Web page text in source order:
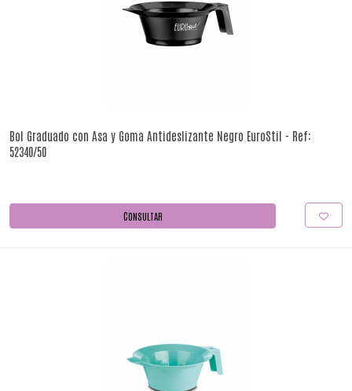
Bol Graduado con Asa y Goma Antideslizante Negro EuroStil - Ref:
52340/50
CONSULTAR